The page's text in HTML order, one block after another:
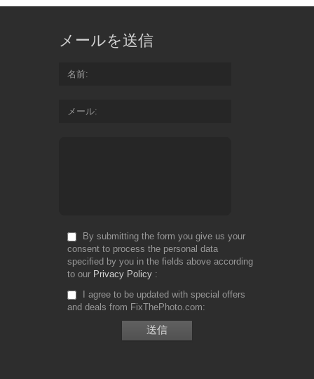
メールを送信
名前
メール
By submitting the form you give us your
consent to process the personal data
specified by you in the fields above according
to our Privacy Policy
I agree to be updated with special offers
and deals from FixThePhoto.com